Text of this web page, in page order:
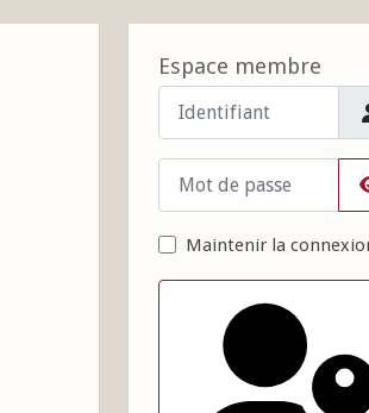
Espace membre
Maintenir la